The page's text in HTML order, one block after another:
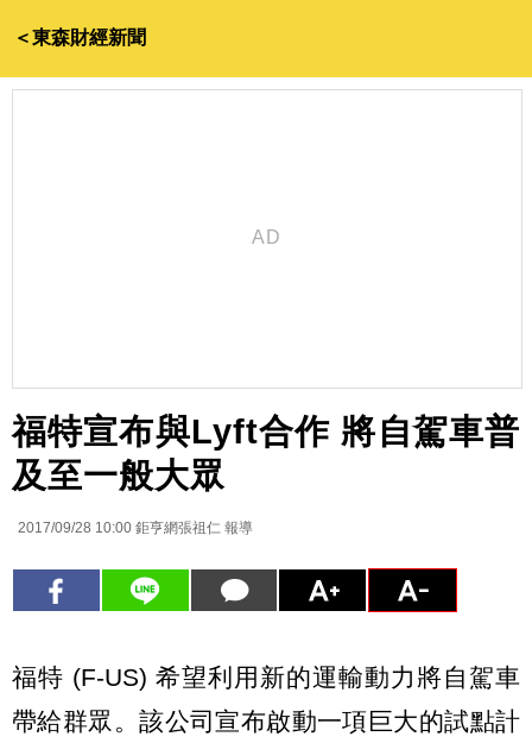
＜東森財經新聞
福特宣布與Lyft合作 將自駕車普
及至一般大眾
2017/09/28 10:00 鉅亨網張祖仁 報導
福特 (F-US) 希望利用新的運輸動力將自駕車
帶給群眾。該公司宣布啟動一項巨大的試點計